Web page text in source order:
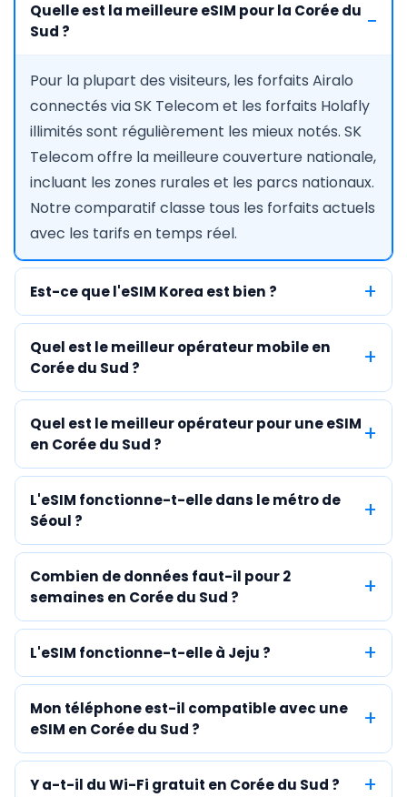
Quelle est la meilleure eSIM pour la Corée du
Sud ?
Pour la plupart des visiteurs, les forfaits Airalo
connectés via SK Telecom et les forfaits Holafly
illimités sont régulièrement les mieux notés. SK
Telecom offre la meilleure couverture nationale,
incluant les zones rurales et les parcs nationaux.
Notre comparatif classe tous les forfaits actuels
avec les tarifs en temps réel.
Est-ce que l'eSIM Korea est bien ?
Quel est le meilleur opérateur mobile en
Corée du Sud ?
Quel est le meilleur opérateur pour une eSIM
en Corée du Sud ?
L'eSIM fonctionne-t-elle dans le métro de
Séoul ?
Combien de données faut-il pour 2
semaines en Corée du Sud ?
L'eSIM fonctionne-t-elle à Jeju ?
Mon téléphone est-il compatible avec une
eSIM en Corée du Sud ?
Y a-t-il du Wi-Fi gratuit en Corée du Sud ?